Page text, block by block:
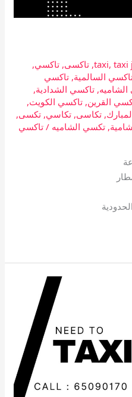
taxi, taxi
,تاكسى,تاكسي,
السالمية,تاكسي
,تاكسي الشدادية,
القرين,تاكسي الكويت,
,تكاسى,تكاسي,تكسى,
,تكسي الشاميه /تاكسي